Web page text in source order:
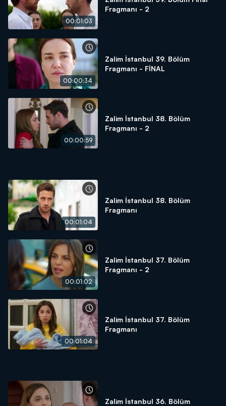
00:01:03
Fragmanı - 2
00:00:34
Zalim İstanbul 39. Bölüm
Fragmanı - FİNAL
00:00:59
Zalim İstanbul 38. Bölüm
Fragmanı - 2
00:01:04
Zalim İstanbul 38. Bölüm
Fragmanı
00:01:02
Zalim İstanbul 37. Bölüm
Fragmanı - 2
00:01:04
Zalim İstanbul 37. Bölüm
Fragmanı
Zalim İstanbul 36. Bölüm